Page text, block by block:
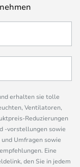
erhalten sie tolle
Ventilatoren,
Reduzierungen
-vorstellungen sowie
Umfragen sowie
Eine
den Sie in jedem